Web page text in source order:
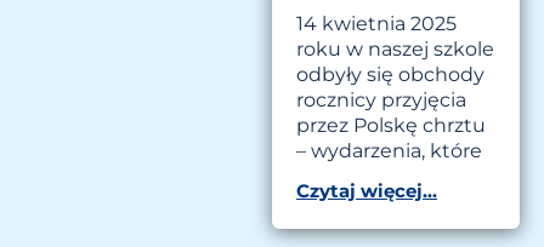
14 kwietnia 2025
roku w naszej szkole
odbyły się obchody
rocznicy przyjęcia
przez Polskę chrztu
– wydarzenia, które
Czytaj więcej...